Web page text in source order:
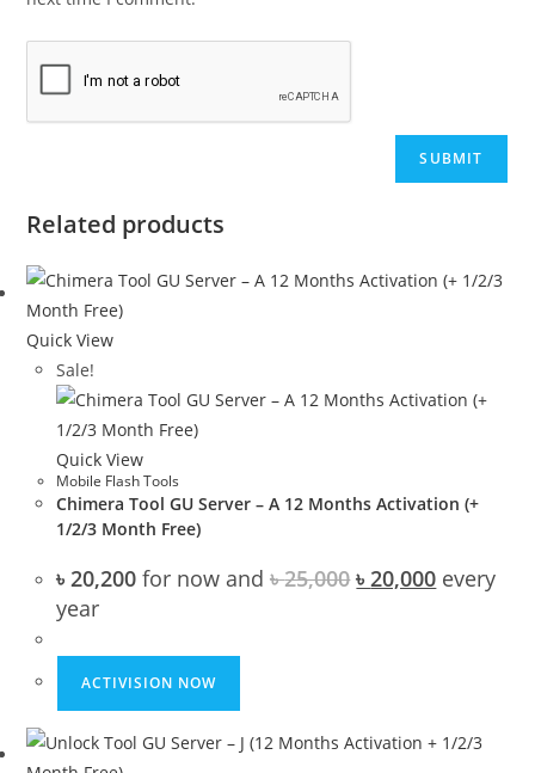
Related products
Quick View
Sale!
Quick View
Mobile Flash Tools
Chimera Tool GU Server – A 12 Months Activation (+
1/2/3 Month Free)
৳20,200 for now and৳25,000 Original
price
৳20,000Current
price
every
year
ACTIVISION NOW